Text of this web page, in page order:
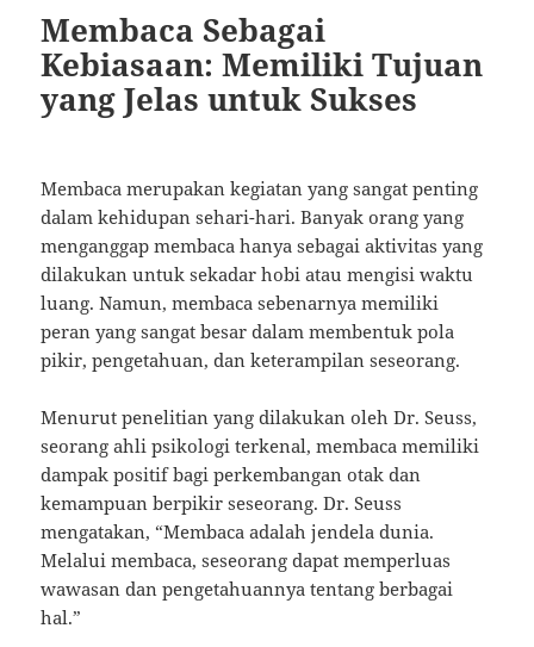
Membaca Sebagai
Kebiasaan: Memiliki Tujuan
yang Jelas untuk Sukses
Membaca merupakan kegiatan yang sangat penting
dalam kehidupan sehari-hari. Banyak orang yang
menganggap membaca hanya sebagai aktivitas yang
dilakukan untuk sekadar hobi atau mengisi waktu
luang. Namun, membaca sebenarnya memiliki
peran yang sangat besar dalam membentuk pola
pikir, pengetahuan, dan keterampilan seseorang.
Menurut penelitian yang dilakukan oleh Dr. Seuss,
seorang ahli psikologi terkenal, membaca memiliki
dampak positif bagi perkembangan otak dan
kemampuan berpikir seseorang. Dr. Seuss
mengatakan, “Membaca adalah jendela dunia.
Melalui membaca, seseorang dapat memperluas
wawasan dan pengetahuannya tentang berbagai
hal.”